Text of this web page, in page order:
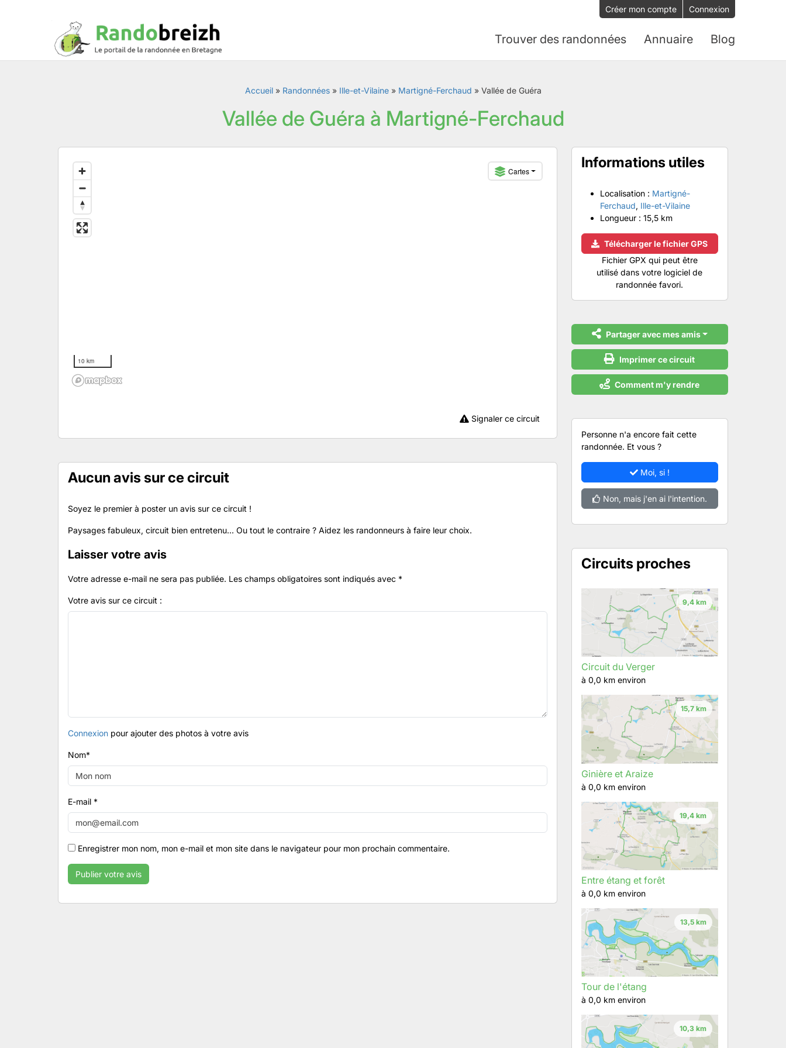
Créer mon compte Connexion
Trouver des randonnées Annuaire Blog
Accueil» Randonnées» Ille-et-Vilaine» Martigné-Ferchaud » Vallée de Guéra
Vallée de Guéra à Martigné-Ferchaud
Cartes
10 km
Signaler ce circuit
Aucun avis sur ce circuit
Soyez le premier à poster un avis sur ce circuit !
Paysages fabuleux, circuit bien entretenu... Ou tout le contraire ? Aidez les randonneurs à faire leur choix.
Laisser votre avis
Votre adresse e-mail ne sera pas publiée. Les champs obligatoires sont indiqués avec *
Votre avis sur ce circuit :
Connexion pour ajouter des photos à votre avis
Nom*
E-mail *
Enregistrer mon nom, mon e-mail et mon site dans le navigateur pour mon prochain commentaire.
Informations utiles
Localisation : Martigné-
Ferchaud, Ille-et-Vilaine
Longueur : 15,5 km
Télécharger le fichier GPS
Fichier GPX qui peut être
utilisé dans votre logiciel de
randonnée favori.
Partager avec mes amis
Imprimer ce circuit
Comment m'y rendre
Personne n'a encore fait cette
randonnée. Et vous ?
Moi, si !
Non, mais j'en ai l'intention.
Circuits proches
9,4 km
Circuit du Verger
à 0,0 km environ
15,7 km
Ginière et Araize
à 0,0 km environ
19,4 km
Entre étang et forêt
à 0,0 km environ
13,5 km
Tour de l'étang
à 0,0 km environ
10,3 km